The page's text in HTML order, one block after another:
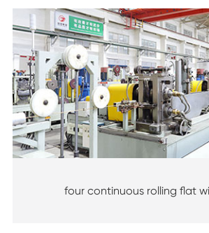
four continuous rolling flat